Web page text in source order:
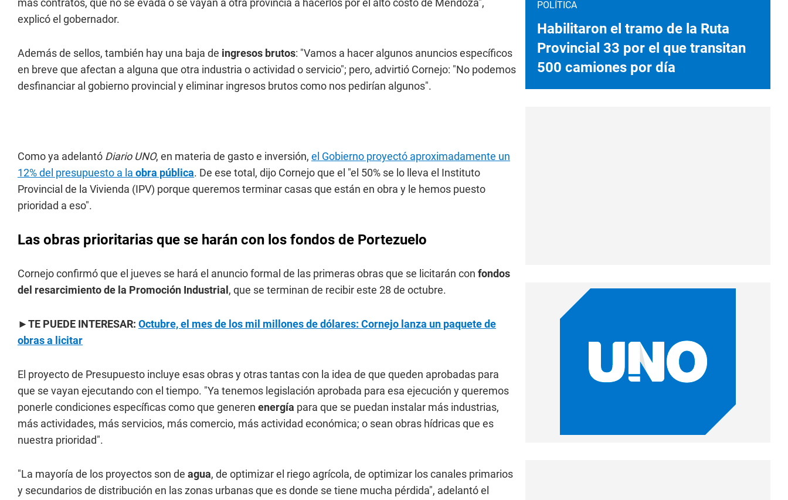
más contratos, que no se evada o se vayan a otra provincia a hacerlos por el alto costo de Mendoza",
explicó el gobernador.
Además de sellos, también hay una baja de ingresos brutos: "Vamos a hacer algunos anuncios específicos
en breve que afectan a alguna que otra industria o actividad o servicio"; pero, advirtió Cornejo: "No podemos
desfinanciar al gobierno provincial y eliminar ingresos brutos como nos pedirían algunos".
Como ya adelantó Diario UNO, en materia de gasto e inversión, el Gobierno proyectó aproximadamente un
12% del presupuesto a la obra pública. De ese total, dijo Cornejo que el "el 50% se lo lleva el Instituto
Provincial de la Vivienda (IPV) porque queremos terminar casas que están en obra y le hemos puesto
prioridad a eso".
Las obras prioritarias que se harán con los fondos de Portezuelo
Cornejo confirmó que el jueves se hará el anuncio formal de las primeras obras que se licitarán con fondos
del resarcimiento de la Promoción Industrial , que se terminan de recibir este 28 de octubre.
►TE PUEDE INTERESAR: Octubre, el mes de los mil millones de dólares: Cornejo lanza un paquete de
obras a licitar
El proyecto de Presupuesto incluye esas obras y otras tantas con la idea de que queden aprobadas para
que se vayan ejecutando con el tiempo. "Ya tenemos legislación aprobada para esa ejecución y queremos
ponerle condiciones específicas como que generen energía para que se puedan instalar más industrias,
más actividades, más servicios, más comercio, más actividad económica; o sean obras hídricas que es
nuestra prioridad".
"La mayoría de los proyectos son de agua, de optimizar el riego agrícola, de optimizar los canales primarios
y secundarios de distribución en las zonas urbanas que es donde se tiene mucha pérdida", adelantó el
POLÍTICA
Habilitaron el tramo de la Ruta
Provincial 33 por el que transitan
500 camiones por día